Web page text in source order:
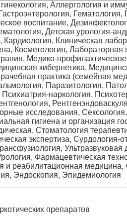
Аллергология и
Гематология,
воспитание,
Детская урология-
Клиническая
Косметология, Лабораторная
Медико-
кибернетика,
практика (семейная
Паразитология,
наркология,
исследования,
гигиена и организация
Стоматология
экспертиза, Сурдология-
Ультразвуковая
Фармацевтическая
реабилитационная медицина,
Эндоскопия, Эпидемиология
препаратов